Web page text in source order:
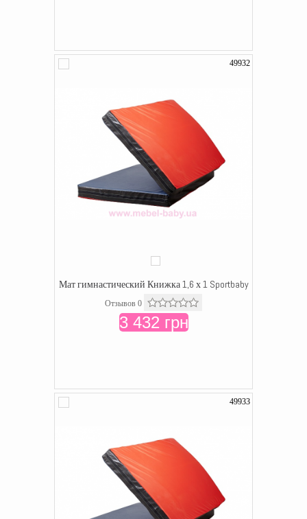
49932
Мат гимнастический Книжка 1,6 х 1 Sportbaby
Отзывов 0
3 432 грн
49933